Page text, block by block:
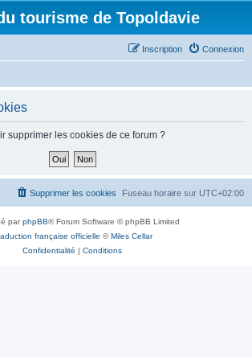
tourisme de Topoldavie
Connexion
Inscription
supprimer les cookies de ce forum ?
Fuseau horaire sur UTC+02:00
Supprimer les cookies
parphpBB® Forum Software © phpBB Limited
française officielle ©Miles Cellar
Confidentialité | Conditions